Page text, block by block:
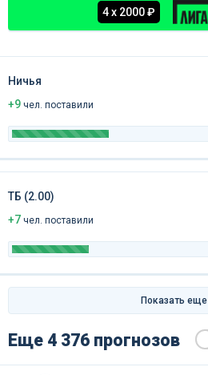
4 х 2000 ₽
Ничья
+9 чел. поставили
ТБ (2.00)
+7 чел. поставили
Показать еще
Еще 4 376 прогнозов